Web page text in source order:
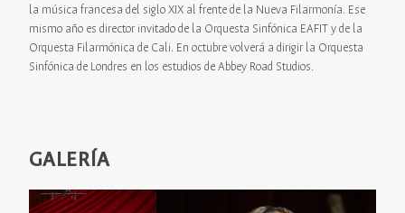
la música francesa del siglo XIX al frente de la Nueva Filarmonía. Ese
mismo año es director invitado de la Orquesta Sinfónica EAFIT y de la
Orquesta Filarmónica de Cali. En octubre volverá a dirigir la Orquesta
Sinfónica de Londres en los estudios de Abbey Road Studios.
GALERÍA